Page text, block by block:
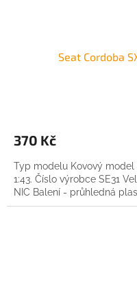
Seat Cordoba
370 Kč
Typ modelu Kovový
1:43. Číslo výrobce SE31
NIC Balení - průhledná